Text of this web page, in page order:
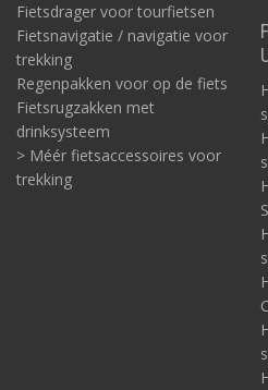
Fietsdrager voor tourfietsen
Fietsnavigatie / navigatie voor
trekking
Regenpakken voor op de fiets
Fietsrugzakken met
drinksysteem
> Méér fietsaccessoires voor
trekking